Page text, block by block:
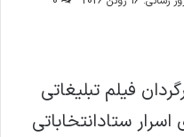
فیلم تبلیغاتی
به افشای اسرار ستادانتخاباتی